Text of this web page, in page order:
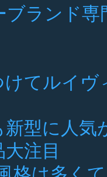
ランド
てルイ
型に人気
注目